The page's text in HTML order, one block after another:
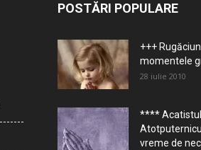
POSTĂRI POPULARE
+++
momentele
28 iulie 2010
****
vreme de